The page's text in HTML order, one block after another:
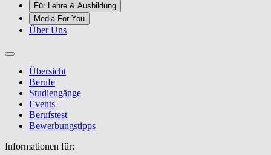
Für Lehre & Ausbildung
Media For You
Über Uns
Übersicht
Berufe
Studiengänge
Events
Berufstest
Bewerbungstipps
Informationen für: